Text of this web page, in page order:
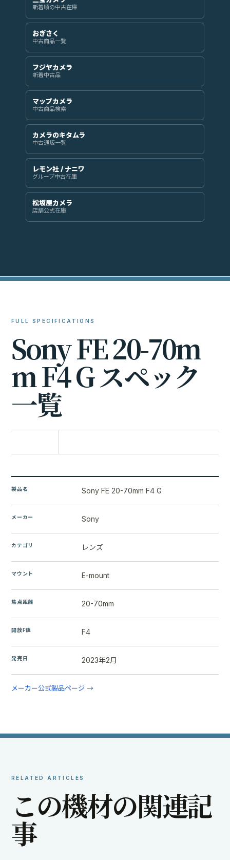
新着順の中古在庫
おぎさく
中古商品一覧
フジヤカメラ
新着中古品
マップカメラ
中古商品検索
カメラのキタムラ
中古通販一覧
レモン社 / ナニワ
グループ中古在庫
松坂屋カメラ
店舗公式在庫
FULL SPECIFICATIONS
SonyFE20-70m
mF4Gスペック
一覧
製品名 Sony FE 20-70mm F4 G
メーカー Sony
カテゴリ レンズ
マウント E-mount
焦点距離 20-70mm
開放F値 F4
発売日 2023年2月
メーカー公式製品ページ →
RELATED ARTICLES
この機材の関連記
事